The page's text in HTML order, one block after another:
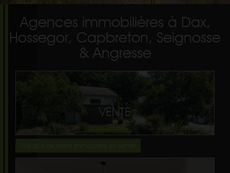
Agences immobilières à Dax,
Hossegor, Capbreton, Seignosse
& Angresse
VENTE
Voir plus de biens immobiliers en vente